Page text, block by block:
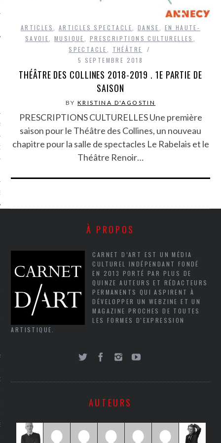
CARAVELLE
PODCAST
CARAVELLE
CARAVELLE
PODCAST
ARTICLES ARTICLES SPECTACLE DANSE
EN HAUTE-
SAVOIE
,MUSIQUE PRESCRIPTIONS CULTURELLES
SPECTACLE
THÉÂTRE
5 SEPTEMBRE 2018
THÉÂTRE DES COLLINES 2018-2019 . 1E PARTIE DE
SAISON
BY KRISTINA D'AGOSTIN
PRESCRIPTIONS CULTURELLES Une première
saison pour le Théâtre des Collines, un nouveau
chapitre pour la salle de spectacles Le Rabelais et le
Théâtre Renoir…
À PROPOS
CARNET D’ART EST UN MÉDIA
CULTUREL INDÉPENDANT FONDÉ
EN 2013 PORTÉ PAR PLUS DE
QUINZE AUTEURS ET RÉDACTEURS
PERMANENTS QUI ASPIRENT À
DÉVELOPPER UN WEBZINE ET UN
MAGAZINE PROCHES DE TOUTES
LES FORMES D'EXPRESSION
ARTISTIQUE.
AUTEURS